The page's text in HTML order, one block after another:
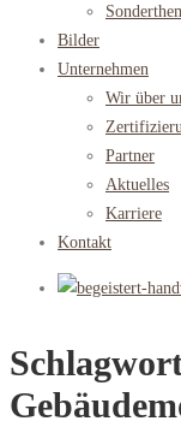
Bilder
Unternehmen
Wir über
Partner
Aktuelles
Karriere
Kontakt